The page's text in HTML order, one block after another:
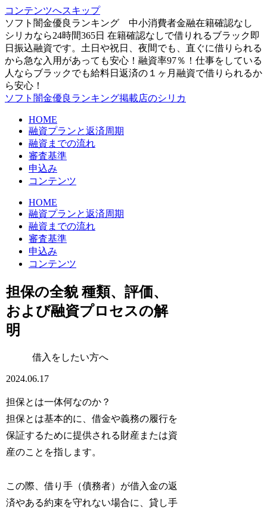
コンテンツへスキップ
ソフト闇金優良ランキング 中小消費者金融在籍確認なし
シリカなら24時間365日 在籍確認なしで借りれるブラック即
日振込融資です。土日や祝日、夜間でも、直ぐに借りられる
から急な入用があっても安心！融資率97％！仕事をしている
人ならブラックでも給料日返済の１ヶ月融資で借りられるか
ら安心！
ソフト闇金優良ランキング掲載店のシリカ
HOME
融資プランと返済周期
融資までの流れ
審査基準
申込み
コンテンツ
HOME
融資プランと返済周期
融資までの流れ
審査基準
申込み
コンテンツ
担保の全貌 種類、評価、
および融資プロセスの解
明
借入をしたい方へ
2024.06.17
担保とは一体何なのか？
担保とは基本的に、借金や義務の履行を
保証するために提供される財産または資
産のことを指します。
この際、借り手（債務者）が借入金の返
済やある約束を守れない場合に、貸し手